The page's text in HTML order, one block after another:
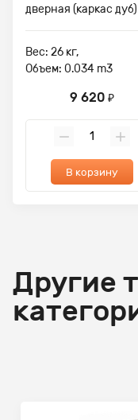
дверная (каркас дуб)
Вес: 26 кг,
Объем: 0.034 m3
9 620 ₽
В корзину
Другие